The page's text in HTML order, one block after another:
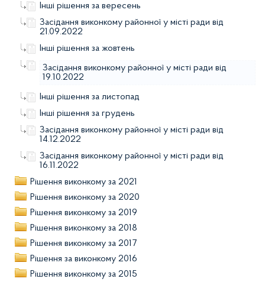
Інші рішення за вересень
Засідання виконкому районної у місті ради від
21.09.2022
Інші рішення за жовтень
Засідання виконкому районної у місті ради від
19.10.2022
Інші рішення за листопад
Інші рішення за грудень
Засідання виконкому районної у місті ради від
14.12.2022
Засідання виконкому районної у місті ради від
16.11.2022
Рішення виконкому за 2021
Рішення виконкому за 2020
Рішення виконкому за 2019
Рішення виконкому за 2018
Рішення виконкому за 2017
Рішення за виконкому 2016
Рішення виконкому за 2015